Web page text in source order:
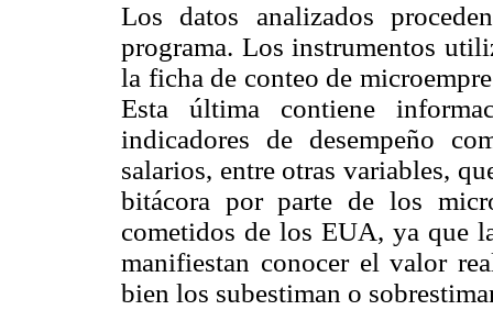
Los datos analizados
programa. Los instrumentos
la ficha de conteo de
Esta última contiene
indicadores de desempeño
salarios, entre otras variables,
bitácora por parte de los
cometidos de los EUA, ya que
manifiestan conocer el valor
bien los subestiman o